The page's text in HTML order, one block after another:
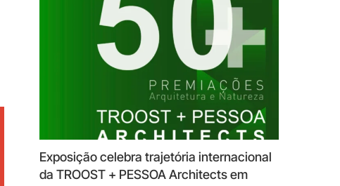
Exposição celebra trajetória internacional
da TROOST + PESSOA Architects em